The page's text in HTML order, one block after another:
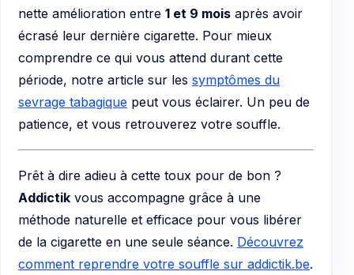
nette amélioration entre 1 et 9 mois après avoir
écrasé leur dernière cigarette. Pour mieux
comprendre ce qui vous attend durant cette
période, notre article sur les symptômes du
sevrage tabagique peut vous éclairer. Un peu de
patience, et vous retrouverez votre souffle.
Prêt à dire adieu à cette toux pour de bon ?
Addictik vous accompagne grâce à une
méthode naturelle et efficace pour vous libérer
de la cigarette en une seule séance. Découvrez
comment reprendre votre souffle sur addictik.be.